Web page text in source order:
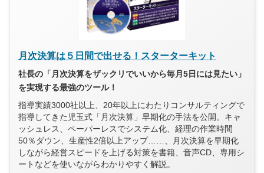
月次決算は５日間で出せる！スターターキット
社長の「月次決算をザックリでいいから毎月5日には見たい」
を実現する最強のツール！
指導実績3000社以上、20年以上にわたりコンサルティングで
指導してきた児玉式「月次決算」早期化の手法を公開。キャ
ッシュレス、ペーパーレスでシステム化、経理の作業時間
50％ダウン、生産性2倍以上アップ……、月次決算を早期化
しながら経営スピードを上げる対策を書籍、音声CD、専用シ
ートなどを使いながらわかりやすく解説。